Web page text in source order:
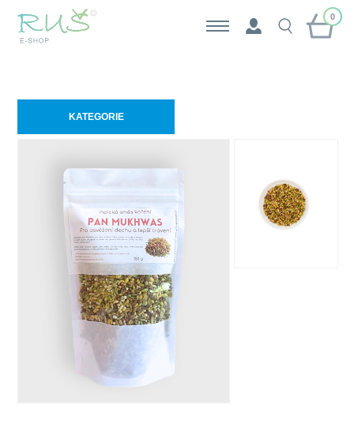
0
KATEGORIE